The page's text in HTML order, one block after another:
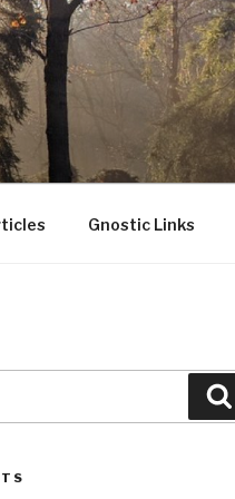
Gnostic Links